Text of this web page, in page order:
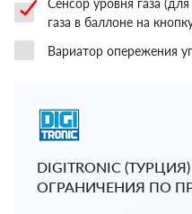
Сенсор уровня газа
газа в баллоне на
Вариатор опережения
DIGITRONIC
ОГРАНИЧЕНИЯ ПО